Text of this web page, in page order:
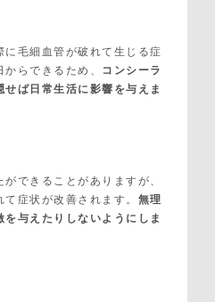
毛細血管が破れて生じる症
らできるため、
コンシーラ
ば日常生活に影響を与えま
できることがありますが、
症状が改善されます。 無理
与えたりしないようにしま